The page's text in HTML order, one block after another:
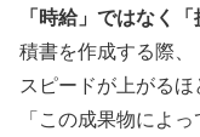
「時給」ではなく
積書を作成する際
スピードが上がるほ
「この成果物によ